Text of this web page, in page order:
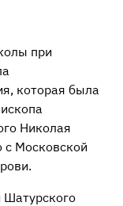
при
которая была
Николая
с Московской